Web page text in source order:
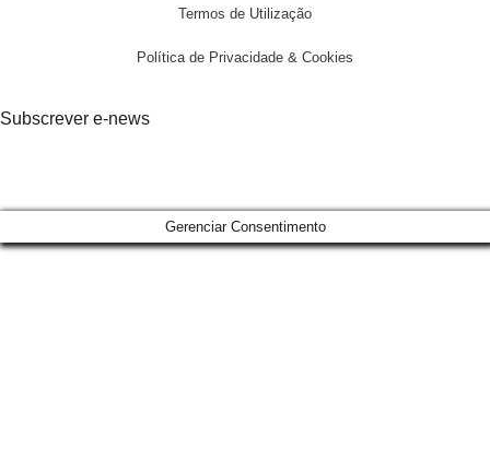
Termos de Utilização
Política de Privacidade & Cookies
Subscrever e-news
Gerenciar Consentimento